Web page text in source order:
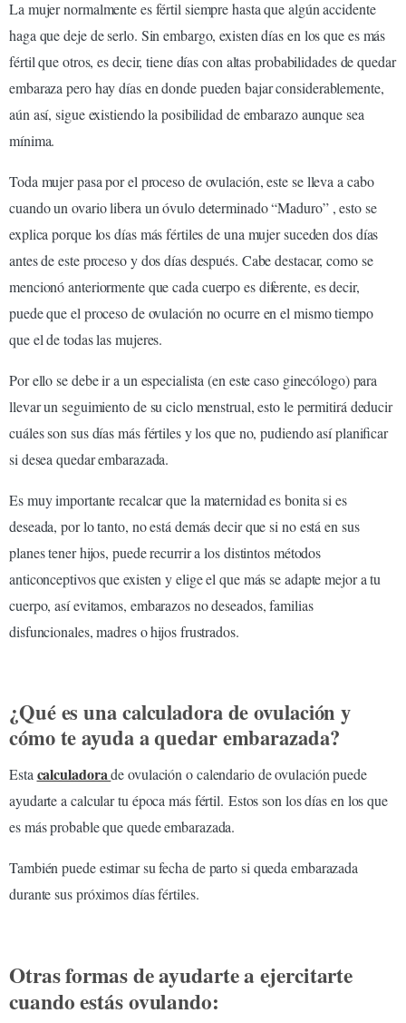
La mujer normalmente es fértil siempre hasta que algún accidente
haga que deje de serlo. Sin embargo, existen días en los que es más
fértil que otros, es decir, tiene días con altas probabilidades de quedar
embaraza pero hay días en donde pueden bajar considerablemente,
aún así, sigue existiendo la posibilidad de embarazo aunque sea
mínima.
Toda mujer pasa por el proceso de ovulación, este se lleva a cabo
cuando un ovario libera un óvulo determinado “Maduro” , esto se
explica porque los días más fértiles de una mujer suceden dos días
antes de este proceso y dos días después. Cabe destacar, como se
mencionó anteriormente que cada cuerpo es diferente, es decir,
puede que el proceso de ovulación no ocurre en el mismo tiempo
que el de todas las mujeres.
Por ello se debe ir a un especialista (en este caso ginecólogo) para
llevar un seguimiento de su ciclo menstrual, esto le permitirá deducir
cuáles son sus días más fértiles y los que no, pudiendo así planificar
si desea quedar embarazada.
Es muy importante recalcar que la maternidad es bonita si es
deseada, por lo tanto, no está demás decir que si no está en sus
planes tener hijos, puede recurrir a los distintos métodos
anticonceptivos que existen y elige el que más se adapte mejor a tu
cuerpo, así evitamos, embarazos no deseados, familias
disfuncionales, madres o hijos frustrados.
¿Qué es una calculadora de ovulación y
cómo te ayuda a quedar embarazada?
Esta calculadorade ovulación o calendario de ovulación puede
ayudarte a calcular tu época más fértil. Estos son los días en los que
es más probable que quede embarazada.
También puede estimar su fecha de parto si queda embarazada
durante sus próximos días fértiles.
Otras formas de ayudarte a ejercitarte
cuando estás ovulando: